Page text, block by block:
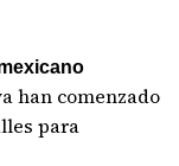
han comenzado
para